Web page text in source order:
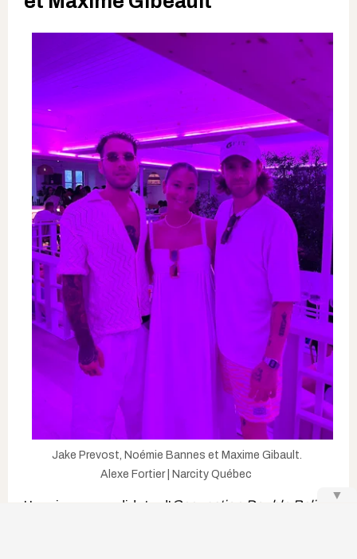
Jake Prevost, Noémie Bannes et Maxime Gibault.
Alexe Fortier | Narcity Québec
L'ancienne candidate d' Occupation Double Bali
▼